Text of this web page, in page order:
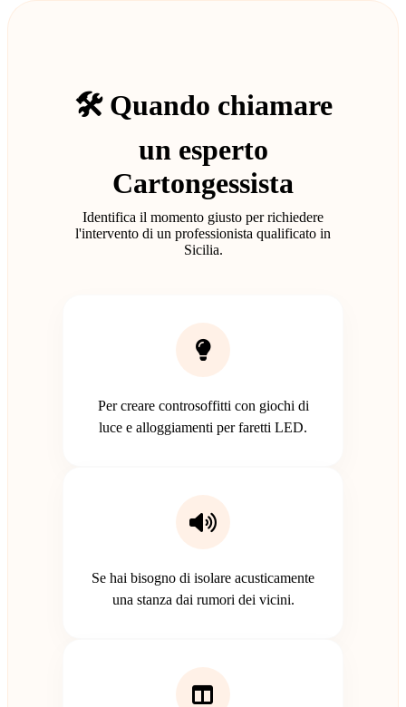
🛠️ Quando chiamare
un esperto
Cartongessista
Identifica il momento giusto per richiedere
l'intervento di un professionista qualificato in
Sicilia.
Per creare controsoffitti con giochi di
luce e alloggiamenti per faretti LED.
Se hai bisogno di isolare acusticamente
una stanza dai rumori dei vicini.